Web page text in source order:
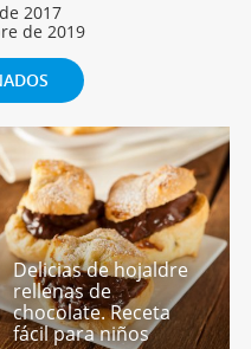
2017
de 2019
Delicias de hojaldre
rellenas de
chocolate. Receta
fácil para niños